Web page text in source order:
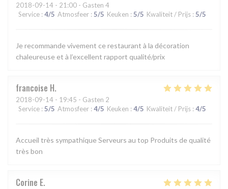
2018-09-14 - 21:00 - Gasten 4
Service : 4/5 Atmosfeer : 5/5 Keuken : 5/5 Kwaliteit / Prijs : 5/5
Je recommande vivement ce restaurant à la décoration
chaleureuse et à l’excellent rapport qualité/prix
francoise H
2018-09-14 - 19:45 - Gasten 2
Service : 5/5 Atmosfeer : 4/5 Keuken : 4/5 Kwaliteit / Prijs : 4/5
Accueil très sympathique Serveurs au top Produits de qualité
très bon
Corine E